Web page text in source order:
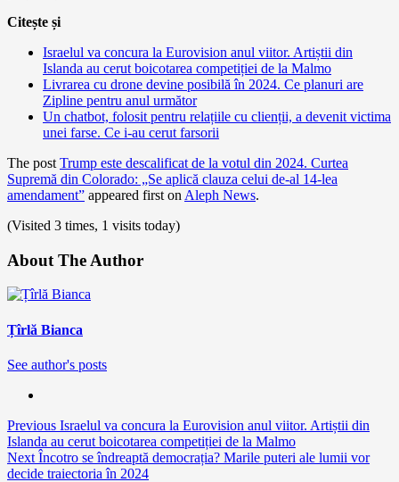
Citește și
Israelul va concura la Eurovision anul viitor. Artiștii din
Islanda au cerut boicotarea competiției de la Malmo
Livrarea cu drone devine posibilă în 2024. Ce planuri are
Zipline pentru anul următor
Un chatbot, folosit pentru relațiile cu clienții, a devenit victima
unei farse. Ce i-au cerut farsorii
The post Trump este descalificat de la votul din 2024. Curtea
Supremă din Colorado: „Se aplică clauza celui de-al 14-lea
amendament” appeared first on Aleph News.
(Visited 3 times, 1 visits today)
About The Author
Țîrlă Bianca
See author's posts
Continue
Reading
Previous Israelul va concura la Eurovision anul viitor. Artiștii din
Islanda au cerut boicotarea competiției de la Malmo
Next Încotro se îndreaptă democrația? Marile puteri ale lumii vor
decide traiectoria în 2024